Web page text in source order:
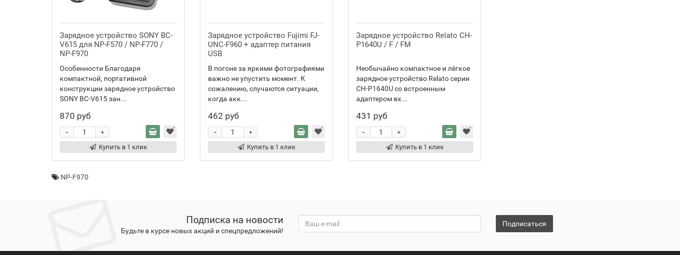
Зарядное устройство SONY BC-
V615 для NP-F570 / NP-F770 /
NP-F970
Особенности Благодаря
компактной, портативной
конструкции зарядное устройство
SONY BC-V615 зан...
870 руб
+
-
Купить в 1 клик
Зарядное устройство Fujimi FJ-
UNC-F960 + адаптер питания
USB
В погоне за яркими фотографиями
важно не упустить момент. К
сожалению, случаются ситуации,
когда акк...
462 руб
+
-
Купить в 1 клик
Зарядное устройство Relato CH-
P1640U / F / FM
Необычайно компактное и лёгкое
зарядное устройство Relato серии
CH-P1640U со встроенным
адаптером вх...
431 руб
+
-
Купить в 1 клик
NP-F970
Подписка на новости
Будьте в курсе новых акций и спецпредложений!
Подписаться